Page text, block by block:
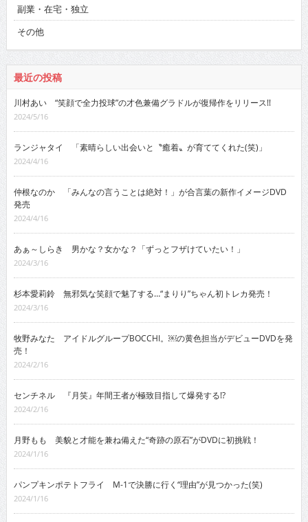
副業・在宅・独立
その他
最近の投稿
川村あい “笑顔で全力投球”の才色兼備グラドルが復帰作をリリース!!
2024/5/16
ランジャタイ 「素晴らしい出会いと〝癒着〟が育ててくれた(笑)」
2024/4/16
仲根なのか 「みんなの言うことは絶対！」が合言葉の新作イメージDVD
発売
2024/4/16
あぁ～しらき 男かな？女かな？「ずっとフザけていたい！」
2024/3/16
杉本愛莉鈴 無邪気な笑顔で魅了する…“まりり”ちゃん初トレカ発売！
2024/3/16
牧野みなた アイドルグループBOCCHI。￼の黄色担当がデビューDVDを発
売！
2024/2/16
センチネル 『月笑』年間王者が極致目指して爆発する!?
2024/2/16
月野もも 美貌と才能を兼ね備えた“奇跡の原石”がDVDに初挑戦！
2024/1/16
パンプキンポテトフライ M-1で決勝に行く“理由”が見つかった(笑)
2024/1/16